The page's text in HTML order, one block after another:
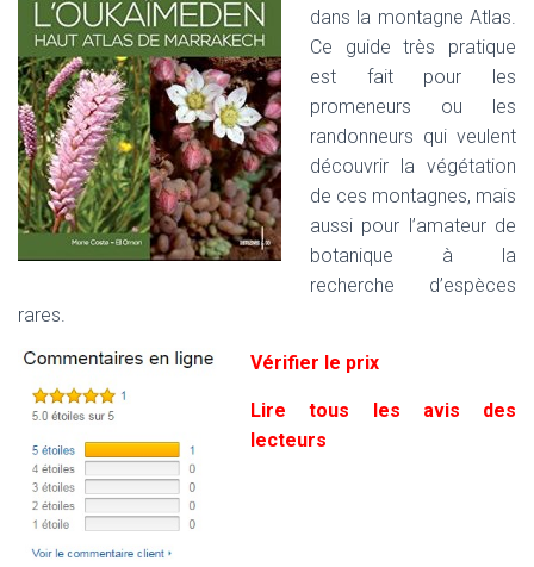
dans la montagne Atlas.
Ce guide très pratique
est fait pour les
promeneurs ou les
randonneurs qui veulent
découvrir la végétation
de ces montagnes, mais
aussi pour l’amateur de
botanique à la
recherche d’espèces
rares.
Vérifier le prix
Lire tous les avis des
lecteurs